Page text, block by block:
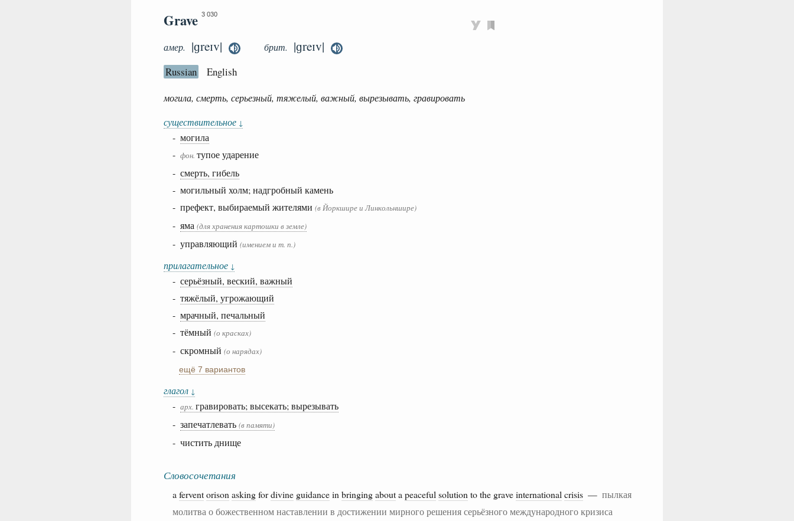
Grave 3 030
амер. |ɡreɪv| брит. |ɡreɪv|
Russian English
могила, смерть, серьезный, тяжелый, важный, вырезывать, гравировать
существительное ↓
- могила
- фон. тупое ударение
- смерть, гибель
- могильный холм; надгробный камень
- префект, выбираемый жителями (в Йоркшире и Линкольншире)
- яма (для хранения картошки в земле)
- управляющий (имением и т. п.)
прилагательное ↓
- серьёзный, веский, важный
- тяжёлый, угрожающий
- мрачный, печальный
- тёмный (о красках)
- скромный (о нарядах)
ещё 7 вариантов
глагол ↓
- арх. гравировать; высекать; вырезывать
- запечатлевать (в памяти)
- чистить днище
Словосочетания
a ferventorison askingfordivine guidancein bringingabouta peaceful solution to the graveinternational crisis — пылкая
молитва о божественном наставлении в достижении мирного решения серьёзного международного кризиса